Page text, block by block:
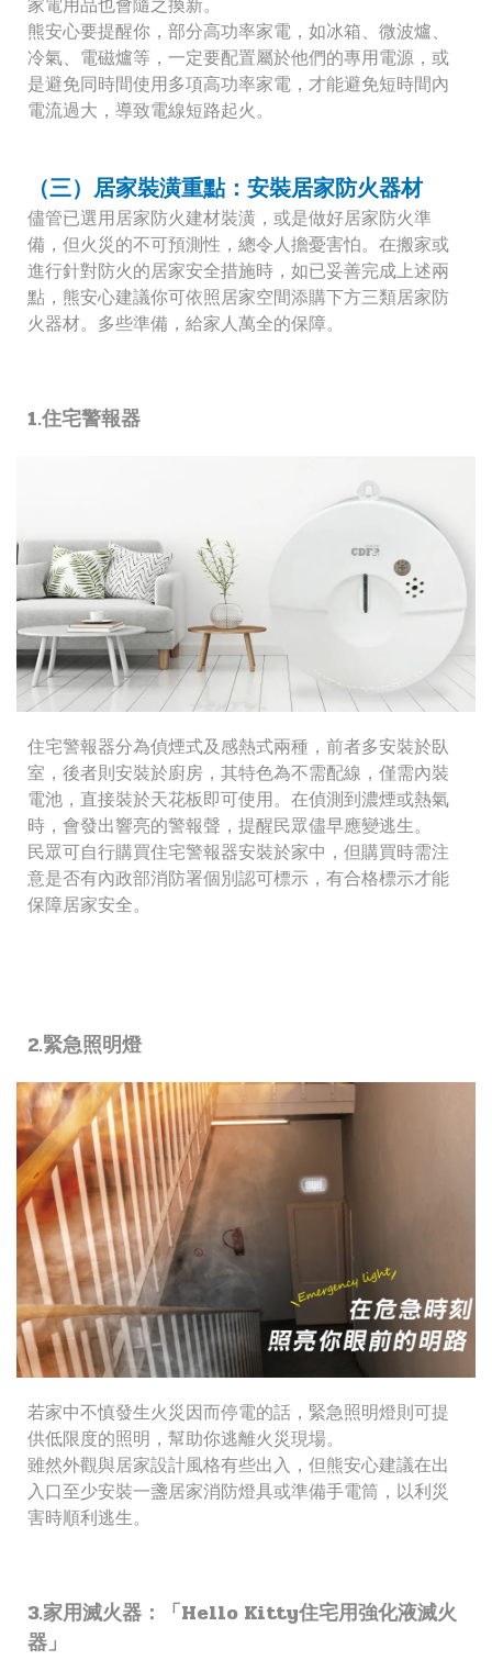
熊安心要提醒你，部分高功率家電，如冰箱、微波爐、
冷氣、電磁爐等，一定要配置屬於他們的專用電源，或
是避免同時間使用多項高功率家電，才能避免短時間內
電流過大，導致電線短路起火。
（三）居家裝潢重點：安裝居家防火器材
儘管已選用居家防火建材裝潢，或是做好居家防火準
備，但火災的不可預測性，總令人擔憂害怕。在搬家或
進行針對防火的居家安全措施時，如已妥善完成上述兩
點，熊安心建議你可依照居家空間添購下方三類居家防
火器材。多些準備，給家人萬全的保障。
1.住宅警報器
住宅警報器分為偵煙式及感熱式兩種，前者多安裝於臥
室，後者則安裝於廚房，其特色為不需配線，僅需內裝
電池，直接裝於天花板即可使用。在偵測到濃煙或熱氣
時，會發出響亮的警報聲，提醒民眾儘早應變逃生。
民眾可自行購買住宅警報器安裝於家中，但購買時需注
意是否有內政部消防署個別認可標示，有合格標示才能
保障居家安全。
2.緊急照明燈
若家中不慎發生火災因而停電的話，緊急照明燈則可提
供低限度的照明，幫助你逃離火災現場。
雖然外觀與居家設計風格有些出入，但熊安心建議在出
入口至少安裝一盞居家消防燈具或準備手電筒，以利災
害時順利逃生。
3.家用滅火器：「Hello Kitty住宅用強化液滅火
器」